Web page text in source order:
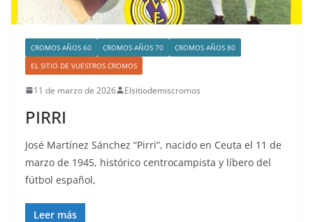
CROMOS AÑOS 60 CROMOS AÑOS 70
CROMOS AÑOS 80
EL SITIO DE VUESTROS CROMOS
11 de marzo de 2026 Elsitiodemiscromos
PIRRI
José Martínez Sánchez “Pirri”, nacido en Ceuta el 11 de
marzo de 1945, histórico centrocampista y líbero del
fútbol español,
Leer más